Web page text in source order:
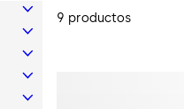
9 productos